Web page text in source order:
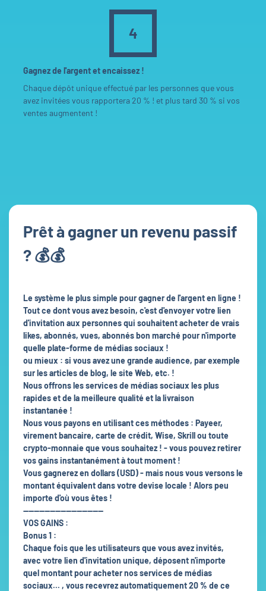
4
Gagnez de l'argent et encaissez !
Chaque dépôt unique effectué par les personnes que vous
avez invitées vous rapportera 20 % ! et plus tard 30 % si vos
ventes augmentent !
Prêt à gagner un revenu passif
? 💰💰
Le système le plus simple pour gagner de l'argent en ligne !
Tout ce dont vous avez besoin, c'est d'envoyer votre lien
d'invitation aux personnes qui souhaitent acheter de vrais
likes, abonnés, vues, abonnés bon marché pour n'importe
quelle plate-forme de médias sociaux !
ou mieux : si vous avez une grande audience, par exemple
sur les articles de blog, le site Web, etc. !
Nous offrons les services de médias sociaux les plus
rapides et de la meilleure qualité et la livraison
instantanée !
Nous vous payons en utilisant ces méthodes : Payeer,
virement bancaire, carte de crédit, Wise, Skrill ou toute
crypto-monnaie que vous souhaitez ! - vous pouvez retirer
vos gains instantanément à tout moment !
Vous gagnerez en dollars (USD) - mais nous vous versons le
montant équivalent dans votre devise locale ! Alors peu
importe d'où vous êtes !
------------------------------
VOS GAINS :
Bonus 1 :
Chaque fois que les utilisateurs que vous avez invités,
avec votre lien d'invitation unique, déposent n'importe
quel montant pour acheter nos services de médias
sociaux... , vous recevrez automatiquement 20 % de ce